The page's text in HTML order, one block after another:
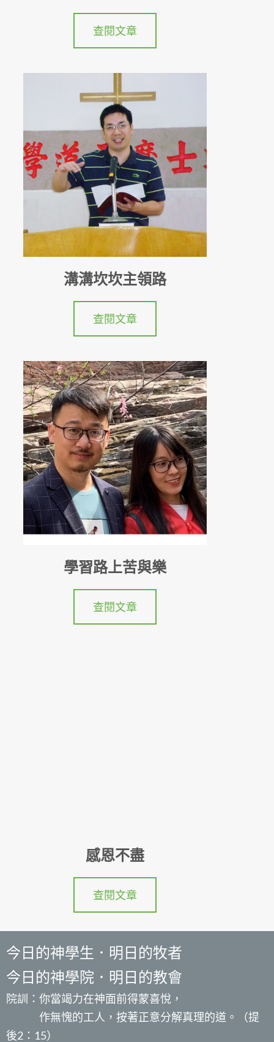
查閱文章
溝溝坎坎主領路
查閱文章
學習路上苦與樂
查閱文章
感恩不盡
查閱文章
今日的神學生．明日的牧者
今日的神學院．明日的教會
院訓：你當竭力在神面前得蒙喜悅，
作無愧的工人，按著正意分解真理的道。（提
後2：15）